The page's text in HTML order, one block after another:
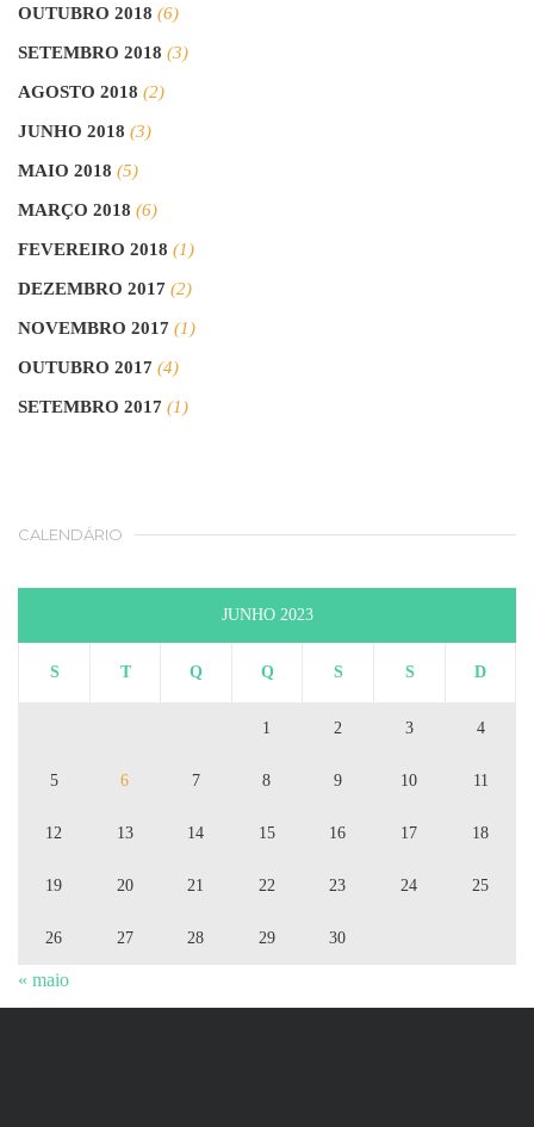
OUTUBRO 2018 (6)
SETEMBRO 2018 (3)
AGOSTO 2018 (2)
JUNHO 2018 (3)
MAIO 2018 (5)
MARÇO 2018 (6)
FEVEREIRO 2018 (1)
DEZEMBRO 2017 (2)
NOVEMBRO 2017 (1)
OUTUBRO 2017 (4)
SETEMBRO 2017 (1)
CALENDÁRIO
JUNHO 2023
S T Q Q S S D
1 2 3 4
5 6 7 8 9 10 11
12 13 14 15 16 17 18
19 20 21 22 23 24 25
26 27 28 29 30
« maio